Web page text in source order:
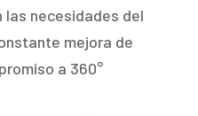
necesidades del
mejora de
a 360°